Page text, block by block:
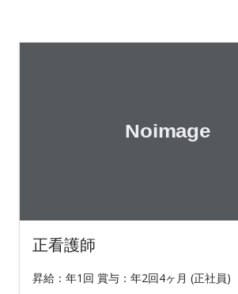
正看護師
昇給：年1回 賞与：年2回4ヶ月 (正社員)